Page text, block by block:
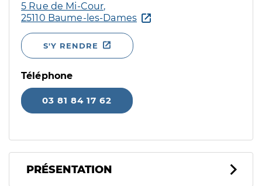
5 Rue de Mi-Cour,
25110 Baume-les-Dames
S'Y RENDRE
Téléphone
03 81 84 17 62
PRÉSENTATION